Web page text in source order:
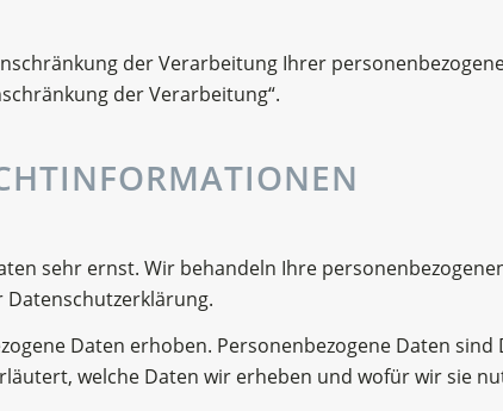
der Verarbeitung Ihrer
der Verarbeitung“.
sehr ernst. Wir behandeln Ihre
Daten erhoben. Personenbezogene Daten
welche Daten wir erheben und wofür wir sie